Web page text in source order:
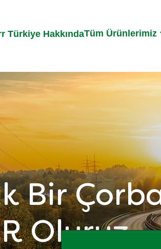
Türkiye HakkındaTüm Ürünlerimiz
Bir
Oluruz